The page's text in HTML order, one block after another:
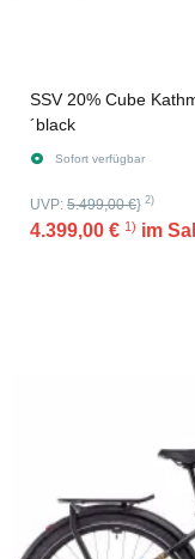
SSV 20% Cube
´black
Sofort verfügbar
UVP: 5.499,00 €} 2)
4.399,00 € 1) im